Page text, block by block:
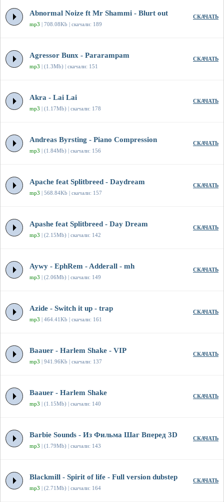
Abnormal Noize ft Mr Shammi - Blurt out
mp3 | 708.08Kb | скачали: 189
СКАЧАТЬ
Agressor Bunx - Pararampam
mp3 | (1.3Mb) | скачали: 151
СКАЧАТЬ
Akra - Lai Lai
mp3 | (1.17Mb) | скачали: 178
СКАЧАТЬ
Andreas Byrsting - Piano Compression
mp3 | (1.84Mb) | скачали: 156
СКАЧАТЬ
Apache feat Splitbreed - Daydream
mp3 | 568.84Kb | скачали: 157
СКАЧАТЬ
Apashe feat Splitbreed - Day Dream
mp3 | (2.15Mb) | скачали: 142
СКАЧАТЬ
Aywy - EphRem - Adderall - mh
mp3 | (2.06Mb) | скачали: 149
СКАЧАТЬ
Azide - Switch it up - trap
mp3 | 464.41Kb | скачали: 161
СКАЧАТЬ
Baauer - Harlem Shake - VIP
mp3 | 941.96Kb | скачали: 137
СКАЧАТЬ
Baauer - Harlem Shake
mp3 | (1.15Mb) | скачали: 140
СКАЧАТЬ
Barbie Sounds - Из Фильма Шаг Вперед 3D
mp3 | (1.79Mb) | скачали: 143
СКАЧАТЬ
Blackmill - Spirit of life - Full version dubstep
mp3 | (2.71Mb) | скачали: 164
СКАЧАТЬ